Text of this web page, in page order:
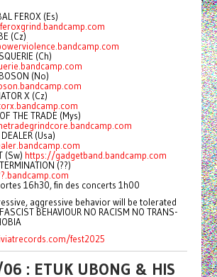
FEROX (Es)
(Cz)
(Ch)
(No)
X (Cz)
THE TRADE (Mys)
(Usa)
(Sw) https://gadgetband.bandcamp.com
(??)
16h30, fin des concerts 1h00
aggressive behavior will be tolerated
BEHAVIOUR NO RACISM NO TRANS-
fest2025
: ETUK UBONG & HIS